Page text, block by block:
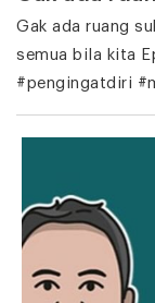
Gak ada ruang
semua bila kita
#pengingatdiri